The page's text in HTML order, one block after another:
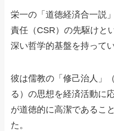
栄一の「道徳経済合一説
責任（CSR）の先駆けと
深い哲学的基盤を持って
彼は儒教の「修己治人」
る）の思想を経済活動に
が道徳的に高潔であるこ
た。